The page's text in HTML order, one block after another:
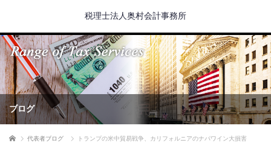
税理士法人奥村会計事務所
ブログ
ホーム 代表者ブログ トランプの米中貿易戦争、カリフォルニアのナパワイン大損害